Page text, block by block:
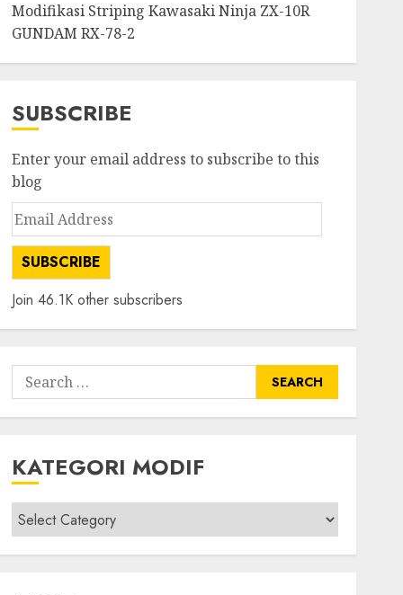
Modifikasi Striping Kawasaki Ninja ZX-10R
GUNDAM RX-78-2
SUBSCRIBE
Enter your email address to subscribe to this
blog
Email
Address
SUBSCRIBE
Join 46.1K other subscribers
Search
for:
KATEGORI MODIF
Kategori
modif